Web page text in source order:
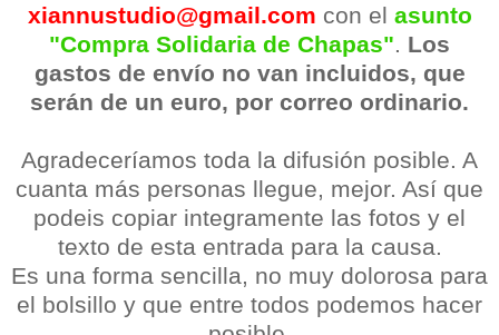
xiannustudio@gmail.com con el asunto
"Compra Solidaria de Chapas"
Los
gastos de envío no van incluidos, que
serán de un euro, por correo ordinario.
Agradeceríamos toda la difusión posible. A
cuanta más personas llegue, mejor. Así que
podeis copiar integramente las fotos y el
texto de esta entrada para la causa.
Es una forma sencilla, no muy dolorosa para
el bolsillo y que entre todos podemos hacer